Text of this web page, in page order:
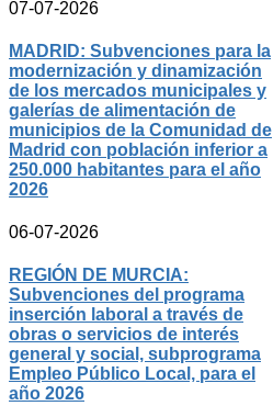
07-07-2026
MADRID: Subvenciones para la
modernización y dinamización
de los mercados municipales y
galerías de alimentación de
municipios de la Comunidad de
Madrid con población inferior a
250.000 habitantes para el año
2026
06-07-2026
REGIÓN DE MURCIA:
Subvenciones del programa
inserción laboral a través de
obras o servicios de interés
general y social, subprograma
Empleo Público Local, para el
año 2026